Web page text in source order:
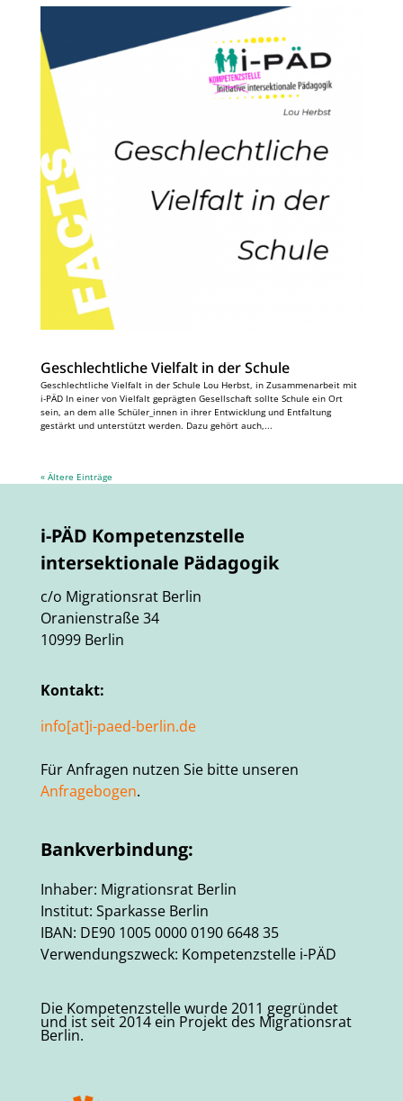
Geschlechtliche Vielfalt in der Schule
Geschlechtliche Vielfalt in der Schule Lou Herbst, in Zusammenarbeit mit
i-PÄD In einer von Vielfalt geprägten Gesellschaft sollte Schule ein Ort
sein, an dem alle Schüler_innen in ihrer Entwicklung und Entfaltung
gestärkt und unterstützt werden. Dazu gehört auch,...
« Ältere Einträge
i-PÄD Kompetenzstelle
intersektionale Pädagogik
c/o Migrationsrat Berlin
Oranienstraße 34
10999 Berlin
Kontakt:
info[at]i-paed-berlin.de
Für Anfragen nutzen Sie bitte unseren
Anfragebogen.
Bankverbindung:
Inhaber: Migrationsrat Berlin
Institut: Sparkasse Berlin
IBAN: DE90 1005 0000 0190 6648 35
Verwendungszweck: Kompetenzstelle i-PÄD
Die Kompetenzstelle wurde 2011 gegründet
und ist seit 2014 ein Projekt des Migrationsrat
Berlin.